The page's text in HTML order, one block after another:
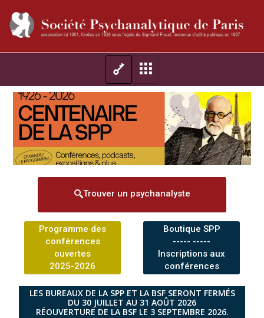
Trouver un psychanalyste
Programme des
conférences
ouvertes
2025-2026
Boutique SPP
----- -----
Inscriptions aux
conférences
LES BUREAUX DE LA SPP ET LA BSF SERONT FERMÉS
DU 30 JUILLET AU 31 AOÛT 2026
RÉOUVERTURE DE LA BSF LE 3 SEPTEMBRE 2026.